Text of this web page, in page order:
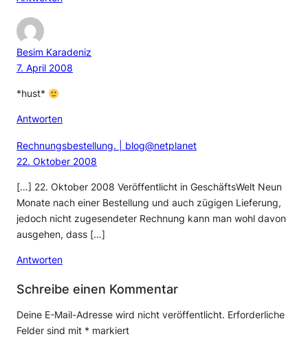
Besim Karadeniz
7. April 2008
*hust*
Antworten
Rechnungsbestellung. | blog@netplanet
22. Oktober 2008
[…] 22. Oktober 2008 Veröffentlicht in GeschäftsWelt Neun
Monate nach einer Bestellung und auch zügigen Lieferung,
jedoch nicht zugesendeter Rechnung kann man wohl davon
ausgehen, dass […]
Antworten
Schreibe einen Kommentar
Deine E-Mail-Adresse wird nicht veröffentlicht. Erforderliche
Felder sind mit * markiert